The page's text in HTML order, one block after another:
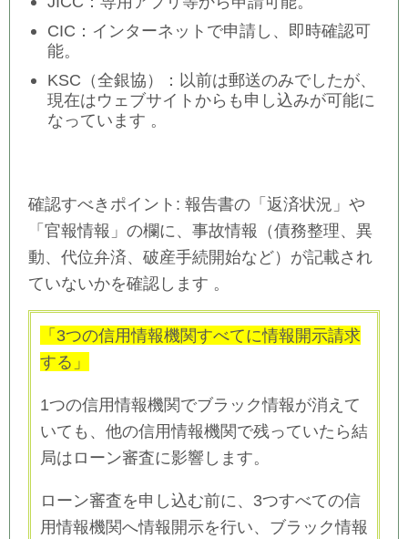
CIC：インターネットで申請し、即時確認可
能。
KSC（全銀協）： 以前は郵送のみでしたが、
現在はウェブサイトからも申し込みが可能に
なっています 。
確認すべきポイント: 報告書の「返済状況」や
「官報情報」の欄に、事故情報（債務整理、異
動、代位弁済、破産手続開始など）が記載され
ていないかを確認します 。
「3つの信用情報機関すべてに情報開示請求
する」
1つの信用情報機関でブラック情報が消えて
いても、他の信用情報機関で残っていたら結
局はローン審査に影響します。
ローン審査を申し込む前に、3つすべての信
用情報機関へ情報開示を行い、ブラック情報